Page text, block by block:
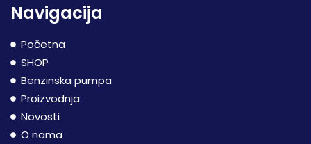
Navigacija
Početna
SHOP
Benzinska pumpa
Proizvodnja
Novosti
O nama